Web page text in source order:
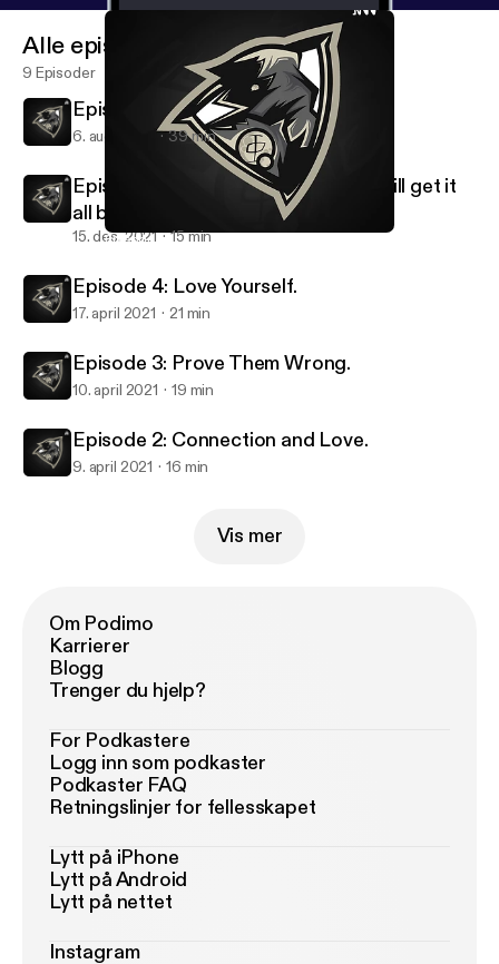
Episode 4: Love Yourself.
Alle episoder
9 Episoder
Episode 6: Your All Caught Up!
6. aug. 2022 39 min
Episode 5: Losing Everything, but will get it
all back..
15. des. 2021 15 min
Episode 4: Love Yourself.
17. april 2021 21 min
Episode 3: Prove Them Wrong.
10. april 2021 19 min
Episode 2: Connection and Love.
9. april 2021 16 min
Vis mer
Om Podimo
Karrierer
Blogg
Trenger du hjelp?
For Podkastere
Logg inn som podkaster
Podkaster FAQ
Retningslinjer for fellesskapet
Lytt på iPhone
Lytt på Android
Lytt på nettet
Instagram